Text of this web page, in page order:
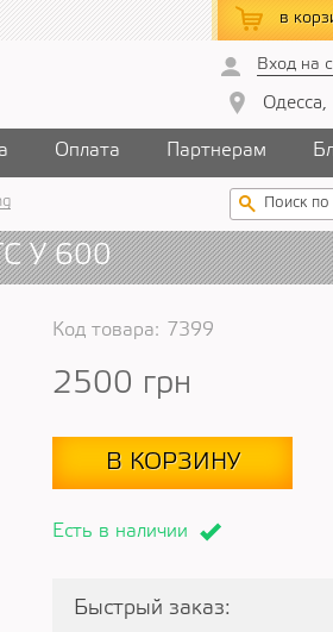
в
Вход на
Одесса,
Оплата Партнерам
У 600
Код товара: 7399
2500 грн
В КОРЗИНУ
Есть в наличии
Быстрый заказ: